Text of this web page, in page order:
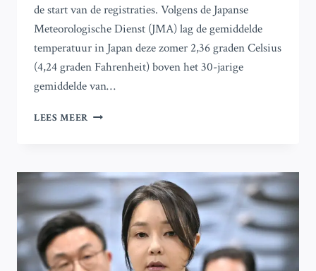
de start van de registraties. Volgens de Japanse
Meteorologische Dienst (JMA) lag de gemiddelde
temperatuur in Japan deze zomer 2,36 graden Celsius
(4,24 graden Fahrenheit) boven het 30-jarige
gemiddelde van…
LEES MEER JAPAN
BELEVEN
WARMSTE
ZOMERS
OOIT
GEMETEN